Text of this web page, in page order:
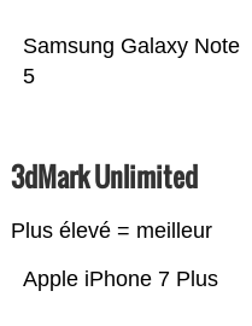
Samsung Galaxy Note
5
3dMark Unlimited
Plus élevé = meilleur
Apple iPhone 7 Plus